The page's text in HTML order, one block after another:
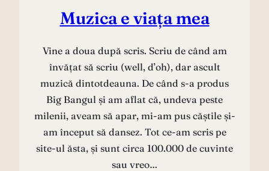
Muzica e viața mea
Vine a doua după scris. Scriu de când am
învățat să scriu (well, d’oh), dar ascult
muzică dintotdeauna. De când s-a produs
Big Bangul și am aflat că, undeva peste
milenii, aveam să apar, mi-am pus căștile și-
am început să dansez. Tot ce-am scris pe
site-ul ăsta, și sunt circa 100.000 de cuvinte
sau vreo…